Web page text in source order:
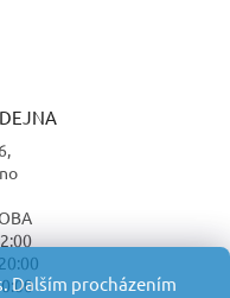
Dalším procházením